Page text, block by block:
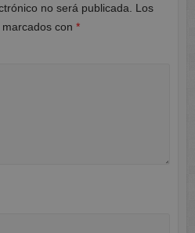
no será publicada.
Los
con *